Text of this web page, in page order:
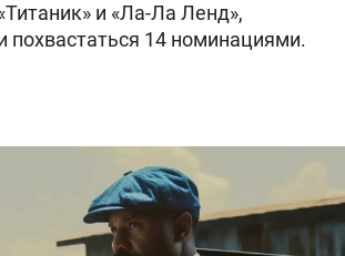
и «Ла-Ла Ленд»,
похвастаться 14 номинациями.